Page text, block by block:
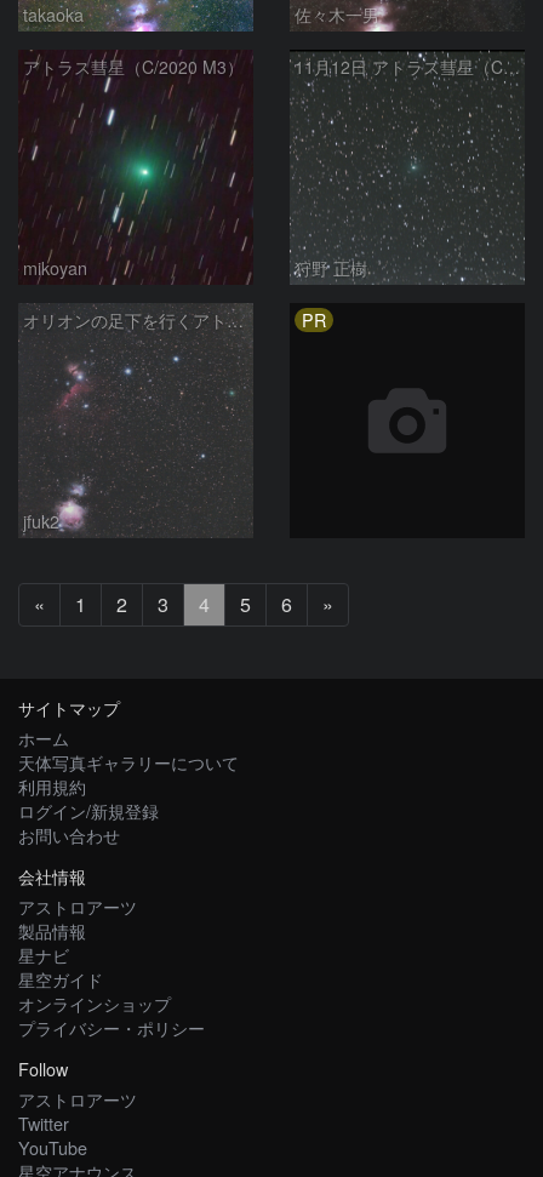
takaoka 佐々木一男
アトラス彗星（C/2020 M3）
mikoyan
11月12日 アトラス彗星（C/2020 M3）
狩野 正樹
オリオンの足下を行くアトラス彗星
jfuk2
PR
«
へ
1 2 3 4 5 6 »
へ
サイトマップ
ホーム
天体写真ギャラリーについて
利用規約
ログイン/新規登録
お問い合わせ
会社情報
アストロアーツ
製品情報
星ナビ
星空ガイド
オンラインショップ
プライバシー・ポリシー
Follow
アストロアーツ
Twitter
YouTube
星空アナウンス